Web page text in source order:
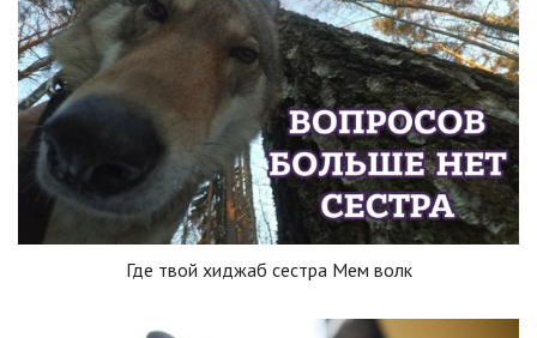
Где твой хиджаб сестра Мем волк